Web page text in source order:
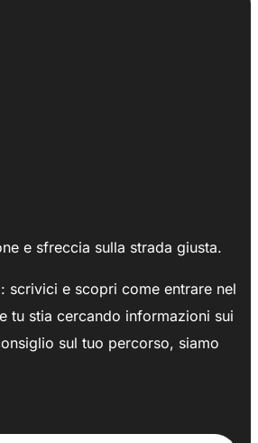
e sfreccia sulla strada giusta.
scrivici e scopri come entrare nel
tu stia cercando informazioni sui
sul tuo percorso, siamo